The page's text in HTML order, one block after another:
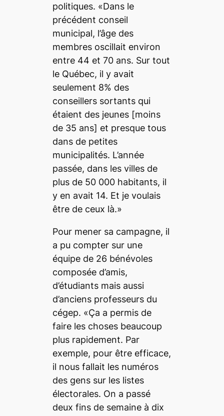
politiques. «Dans le
précédent conseil
municipal, l’âge des
membres oscillait environ
entre 44 et 70 ans. Sur tout
le Québec, il y avait
seulement 8% des
conseillers sortants qui
étaient des jeunes [moins
de 35 ans] et presque tous
dans de petites
municipalités. L’année
passée, dans les villes de
plus de 50 000 habitants, il
y en avait 14. Et je voulais
être de ceux là.»
Pour mener sa campagne, il
a pu compter sur une
équipe de 26 bénévoles
composée d’amis,
d’étudiants mais aussi
d’anciens professeurs du
cégep. «Ça a permis de
faire les choses beaucoup
plus rapidement. Par
exemple, pour être efficace,
il nous fallait les numéros
des gens sur les listes
électorales. On a passé
deux fins de semaine à dix